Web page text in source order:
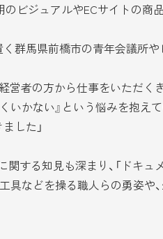
ビジュアルやECサイトの商
群馬県前橋市の青年会議所や
営者の方から仕事をいただ
いかない』という悩みを抱
した」
する知見も深まり、「ドキ
具などを操る職人らの勇姿や